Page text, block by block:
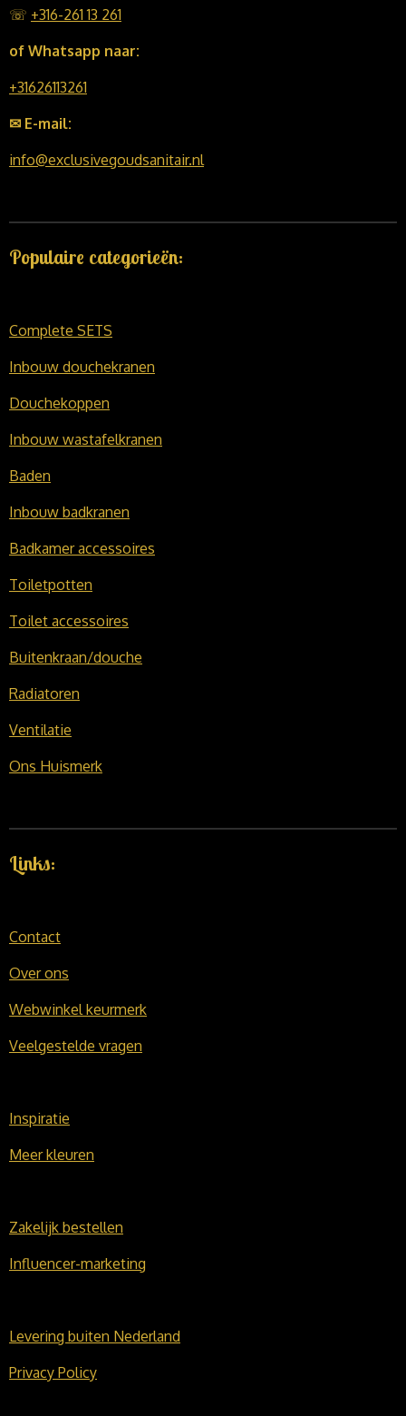
☏ +316-261 13 261
of Whatsapp naar:
+31626113261
✉ E-mail:
info@exclusivegoudsanitair.nl
Populaire categorieën:
Complete SETS
Inbouw douchekranen
Douchekoppen
Inbouw wastafelkranen
Baden
Inbouw badkranen
Badkamer accessoires
Toiletpotten
Toilet accessoires
Buitenkraan/douche
Radiatoren
Ventilatie
Ons Huismerk
Links:
Contact
Over ons
Webwinkel keurmerk
Veelgestelde vragen
Inspiratie
Meer kleuren
Zakelijk bestellen
Influencer-marketing
Levering buiten Nederland
Privacy Policy